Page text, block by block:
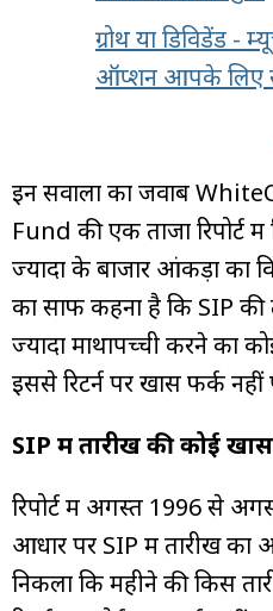
ग्रोथ या डिविडेंड
ऑप्शन आपके लिए
इन सवालों का जवाब
Fund की एक ताजा रिपोर्ट
ज्यादा के बाजार आंकड़ों का
का साफ कहना है कि SIP की
ज्यादा माथापच्ची करने का
इससे रिटर्न पर खास फर्क नहीं
SIP में तारीख की कोई
रिपोर्ट में अगस्त 1996 से
आधार पर SIP में तारीख का
निकला कि महीने की किस